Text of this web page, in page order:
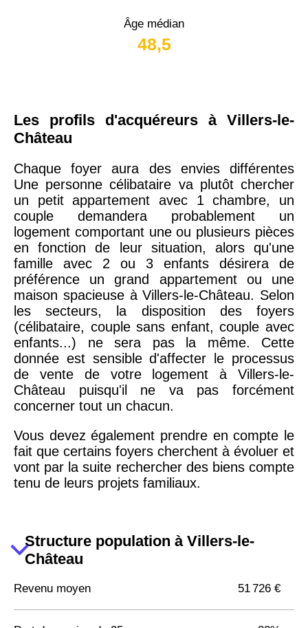
Âge médian
48,5
Les profils d'acquéreurs à Villers-le-
Château
Chaque foyer aura des envies différentes
Une personne célibataire va plutôt chercher
un petit appartement avec 1 chambre, un
couple demandera probablement un
logement comportant une ou plusieurs pièces
en fonction de leur situation, alors qu'une
famille avec 2 ou 3 enfants désirera de
préférence un grand appartement ou une
maison spacieuse à Villers-le-Château. Selon
les secteurs, la disposition des foyers
(célibataire, couple sans enfant, couple avec
enfants...) ne sera pas la même. Cette
donnée est sensible d'affecter le processus
de vente de votre logement à Villers-le-
Château puisqu'il ne va pas forcément
concerner tout un chacun.
Vous devez également prendre en compte le
fait que certains foyers cherchent à évoluer et
vont par la suite rechercher des biens compte
tenu de leurs projets familiaux.
Structure population à Villers-le-
Château
Revenu moyen 51 726 €